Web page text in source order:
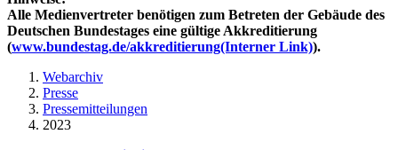
Alle Medienvertreter benötigen zum Betreten der Gebäude des
Deutschen Bundestages eine gültige Akkreditierung
(www.bundestag.de/akkreditierung(Interner Link)).
Webarchiv
Presse
Pressemitteilungen
2023